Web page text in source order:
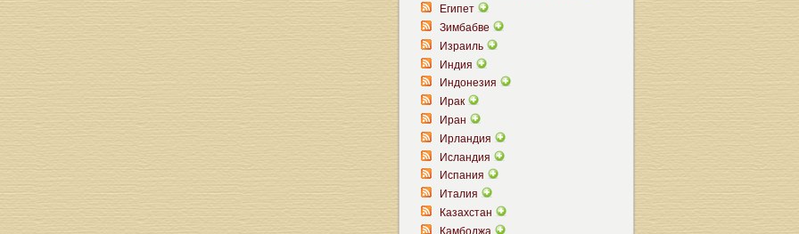
Египет
Зимбабве
Израиль
Индия
Индонезия
Ирак
Иран
Ирландия
Исландия
Испания
Италия
Казахстан
Камбоджа